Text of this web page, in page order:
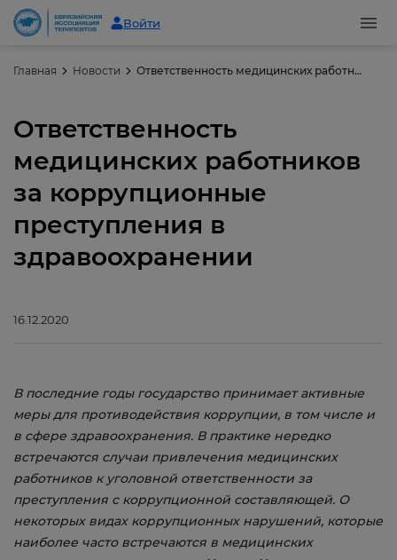
Войти
Главная Новости Ответственность медицинских работников за коррупционные преступления в здравоохранении
Ответственность
медицинских работников
за коррупционные
преступления в
здравоохранении
16.12.2020
В последние годы государство принимает активные
меры для противодействия коррупции, в том числе и
в сфере здравоохранения. В практике нередко
встречаются случаи привлечения медицинских
работников к уголовной ответственности за
преступления с коррупционной составляющей. О
некоторых видах коррупционных нарушений, которые
наиболее часто встречаются в медицинских